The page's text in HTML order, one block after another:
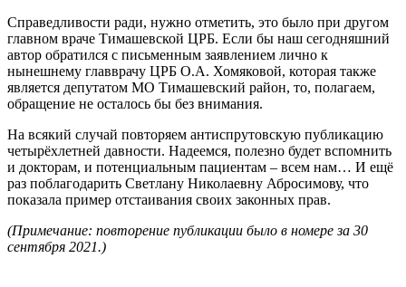
Справедливости ради, нужно отметить, это было при другом
главном враче Тимашевской ЦРБ. Если бы наш сегодняшний
автор обратился с письменным заявлением лично к
нынешнему главврачу ЦРБ О.А. Хомяковой, которая также
является депутатом МО Тимашевский район, то, полагаем,
обращение не осталось бы без внимания.
На всякий случай повторяем антиспрутовскую публикацию
четырёхлетней давности. Надеемся, полезно будет вспомнить
и докторам, и потенциальным пациентам – всем нам… И ещё
раз поблагодарить Светлану Николаевну Абросимову, что
показала пример отстаивания своих законных прав.
(Примечание: повторение публикации было в номере за 30
сентября 2021.)